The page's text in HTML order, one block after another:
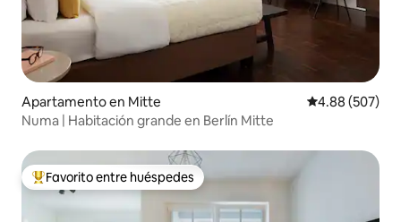
Apartamento en Mitte Calificación
4.88 (507)
Numa | Habitación grande en Berlín Mitte
Favorito entre huéspedes preferido
Favorito entre huéspedes